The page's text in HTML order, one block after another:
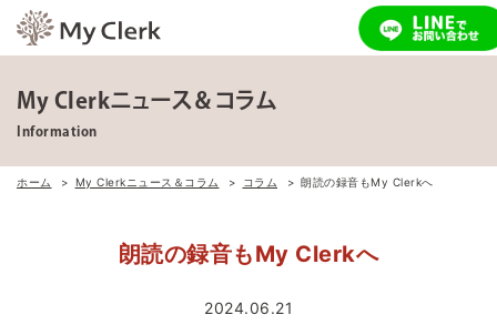
My Clerkニュース＆コラム
Information
ホーム My Clerkニュース＆コラム コラム 朗読の録音もMy Clerkへ
朗読の録音もMy Clerkへ
2024.06.21